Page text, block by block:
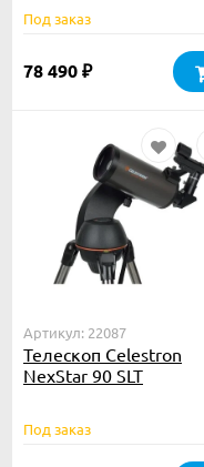
Под заказ
78 490 ₽
Артикул: 22087
Телескоп Celestron
NexStar 90 SLT
Под заказ